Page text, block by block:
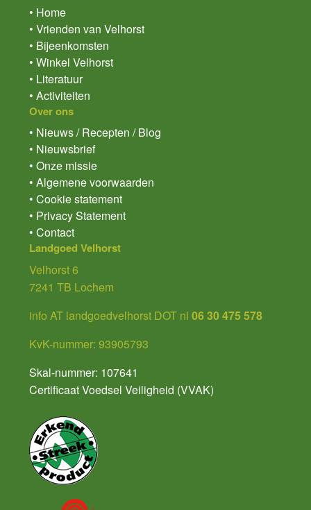
• Home
• Vrienden van Velhorst
• Bijeenkomsten
• Winkel Velhorst
• Literatuur
• Activiteiten
Over ons
• Nieuws / Recepten / Blog
• Nieuwsbrief
• Onze missie
• Algemene voorwaarden
• Cookie statement
• Privacy Statement
• Contact
Landgoed Velhorst
Velhorst 6
7241 TB Lochem
info AT landgoedvelhorst DOT nl 06 30 475 578
KvK-nummer: 93905793
Skal-nummer: 107641
Certificaat Voedsel Veiligheid (VVAK)